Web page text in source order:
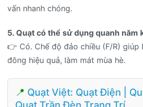
vấn nhanh chóng.
5. Quạt có thể sử dụng quanh năm
👉 Có. Chế độ đảo chiều (F/R) giúp
đông hiệu quả, làm mát mùa hè.
📍 Quạt Việt: Quạt Điện |